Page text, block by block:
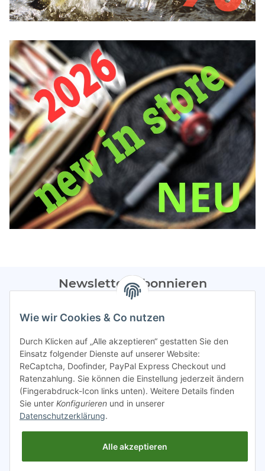
Newsletter Abonnieren
Bitte sendet mir entsprechend eurer
regelmäßig Infos zu euren Aktionen per E-Mail zu.
Abonnieren
Spamschutz aktiv
Gesetzliche Informationen
Wie wir Cookies & Co nutzen
Durch Klicken auf „Alle akzeptieren“ gestatten Sie den
Einsatz folgender Dienste auf unserer Website:
ReCaptcha, Doofinder, PayPal Express Checkout und
Ratenzahlung. Sie können die Einstellung jederzeit ändern
(Fingerabdruck-Icon links unten). Weitere Details finden
Sie unter Konfigurieren und in unserer
Datenschutzerklärung.
Alle akzeptieren